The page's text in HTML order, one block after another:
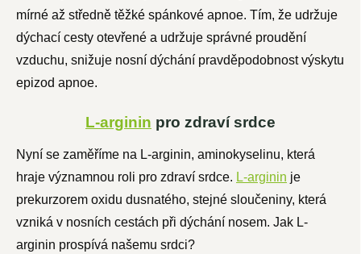
mírné až středně těžké spánkové apnoe. Tím, že udržuje
dýchací cesty otevřené a udržuje správné proudění
vzduchu, snižuje nosní dýchání pravděpodobnost výskytu
epizod apnoe.
L-arginin pro zdraví srdce
Nyní se zaměříme na L-arginin, aminokyselinu, která
hraje významnou roli pro zdraví srdce. L-arginin je
prekurzorem oxidu dusnatého, stejné sloučeniny, která
vzniká v nosních cestách při dýchání nosem. Jak L-
arginin prospívá našemu srdci?